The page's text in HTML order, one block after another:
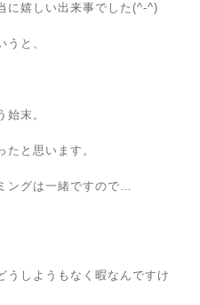
に嬉しい出来事でした(^-^)
うと、
末。
と思います。
ングは一緒ですので…
うしようもなく暇なんですけ